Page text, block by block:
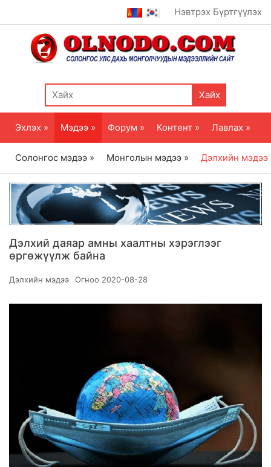
Нэвтрэх Бүртгүүлэх
Хайх
Эхлэх » Мэдээ » Форум » Контент » Лавлах »
Солонгос мэдээ » Монголын мэдээ » Дэлхийн мэдээ
Дэлхий даяар амны хаалтны хэрэглээг
өргөжүүлж байна
Дэлхийн мэдээ Огноо 2020-08-28